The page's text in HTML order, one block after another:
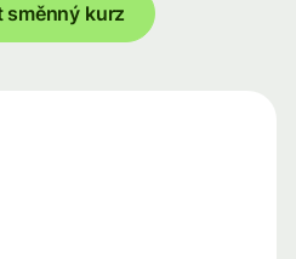
směnný kurz